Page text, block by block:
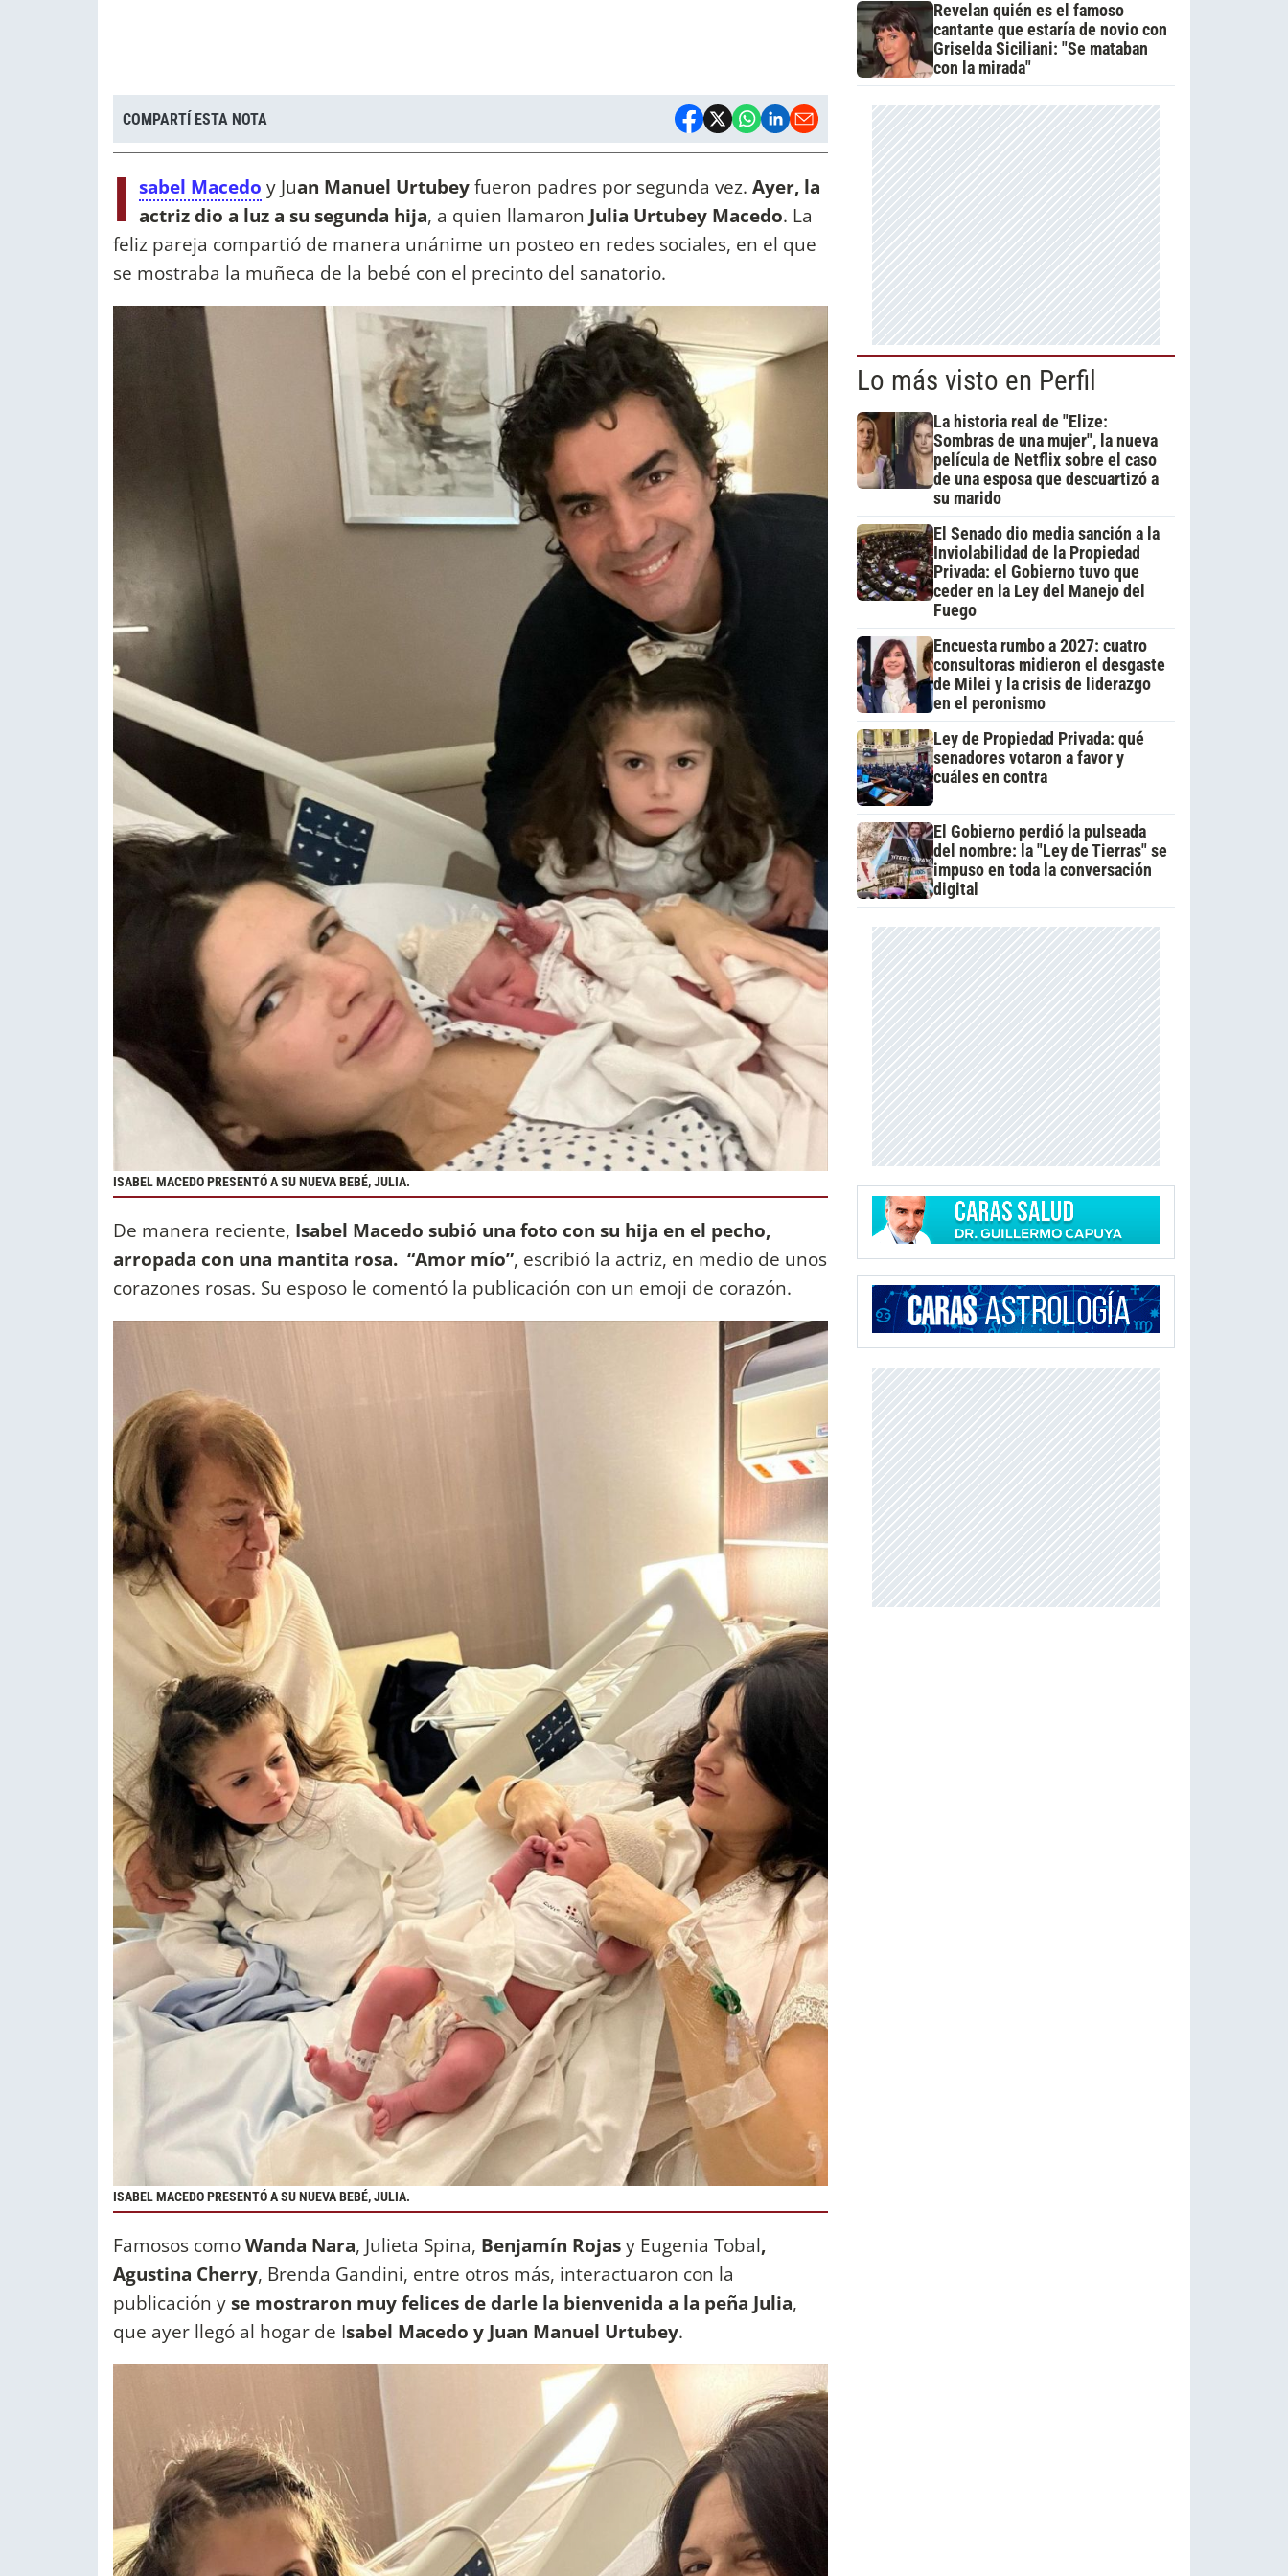
COMPARTÍ ESTA NOTA
I sabel Macedo y Juan Manuel Urtubeyfueron padres por segunda vez. Ayer, la
actriz dio a luz a su segunda hija, a quien llamaron Julia Urtubey Macedo. La
feliz pareja compartió de manera unánime un posteo en redes sociales, en el que
se mostraba la muñeca de la bebé con el precinto del sanatorio.
ISABEL MACEDO PRESENTÓ A SU NUEVA BEBÉ, JULIA.
De manera reciente, Isabel Macedo subió una foto con su hija en el pecho,
arropada con una mantita rosa. “Amor mío”, escribió la actriz, en medio de unos
corazones rosas. Su esposo le comentó la publicación con un emoji de corazón.
ISABEL MACEDO PRESENTÓ A SU NUEVA BEBÉ, JULIA.
Famosos comoWanda Nara, Julieta Spina, Benjamín Rojasy Eugenia Tobal,
Agustina Cherry, Brenda Gandini, entre otros más, interactuaron con la
publicación yse mostraron muy felices de darle la bienvenida a la peña Julia,
que ayer llegó al hogar de Isabel Macedo y Juan Manuel Urtubey.
Revelan quién es el famoso
cantante que estaría de novio con
Griselda Siciliani: "Se mataban
con la mirada"
Lo más visto en Perfil
La historia real de "Elize:
Sombras de una mujer", la nueva
película de Netflix sobre el caso
de una esposa que descuartizó a
su marido
El Senado dio media sanción a la
Inviolabilidad de la Propiedad
Privada: el Gobierno tuvo que
ceder en la Ley del Manejo del
Fuego
Encuesta rumbo a 2027: cuatro
consultoras midieron el desgaste
de Milei y la crisis de liderazgo
en el peronismo
Ley de Propiedad Privada: qué
senadores votaron a favor y
cuáles en contra
El Gobierno perdió la pulseada
del nombre: la "Ley de Tierras" se
impuso en toda la conversación
digital